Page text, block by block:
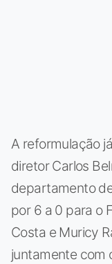
A reformulação
diretor Carlos
departamento
por 6 a 0 para o
Costa e Muricy
juntamente com